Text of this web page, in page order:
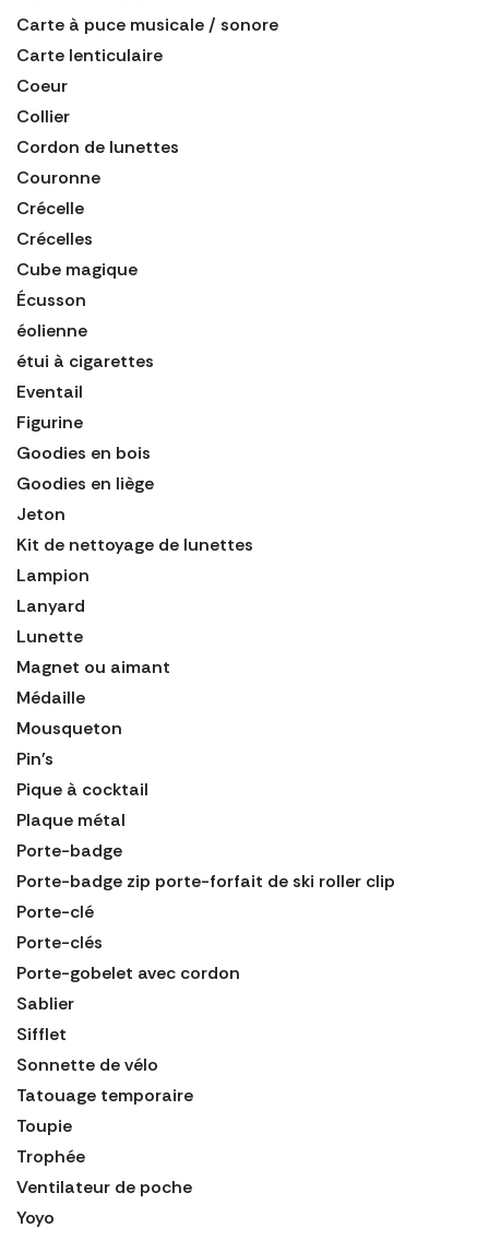
Carte à puce musicale / sonore
Carte lenticulaire
Coeur
Collier
Cordon de lunettes
Couronne
Crécelle
Crécelles
Cube magique
Écusson
éolienne
étui à cigarettes
Eventail
Figurine
Goodies en bois
Goodies en liège
Jeton
Kit de nettoyage de lunettes
Lampion
Lanyard
Lunette
Magnet ou aimant
Médaille
Mousqueton
Pin's
Pique à cocktail
Plaque métal
Porte-badge
Porte-badge zip porte-forfait de ski roller clip
Porte-clé
Porte-clés
Porte-gobelet avec cordon
Sablier
Sifflet
Sonnette de vélo
Tatouage temporaire
Toupie
Trophée
Ventilateur de poche
Yoyo